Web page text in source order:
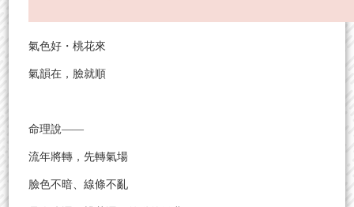
氣色好・桃花來
氣韻在，臉就順
命理說——
流年將轉，先轉氣場
臉色不暗、線條不亂